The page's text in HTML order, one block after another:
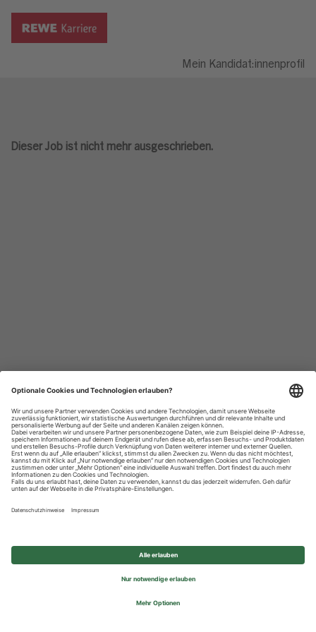
Mein Kandidat:innenprofil
Dieser Job ist nicht mehr ausgeschrieben.
Datenschutzhinweise
Impressum
Privatsphäre-Einstellungen
© 2026 REWE Group - All rights reserved